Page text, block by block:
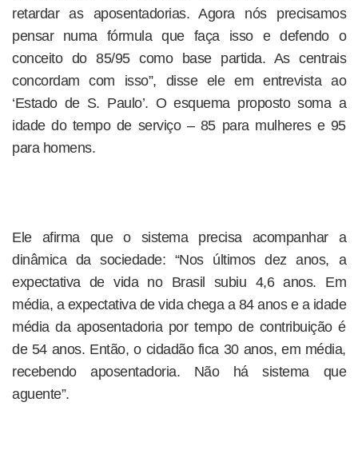
retardar as aposentadorias. Agora nós precisamos
pensar numa fórmula que faça isso e defendo o
conceito do 85/95 como base partida. As centrais
concordam com isso”, disse ele em entrevista ao
‘Estado de S. Paulo’. O esquema proposto soma a
idade do tempo de serviço – 85 para mulheres e 95
para homens.
Ele afirma que o sistema precisa acompanhar a
dinâmica da sociedade: “Nos últimos dez anos, a
expectativa de vida no Brasil subiu 4,6 anos. Em
média, a expectativa de vida chega a 84 anos e a idade
média da aposentadoria por tempo de contribuição é
de 54 anos. Então, o cidadão fica 30 anos, em média,
recebendo aposentadoria. Não há sistema que
aguente”.